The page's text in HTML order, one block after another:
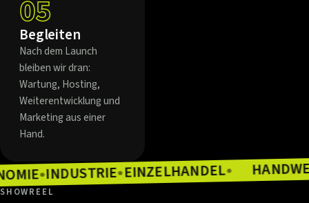
05
Begleiten
Nach dem Launch
bleiben wir dran:
Wartung, Hosting,
Weiterentwicklung und
Marketing aus einer
Hand.
●INDUSTRIE●EINZELHANDEL●
SHOWREEL